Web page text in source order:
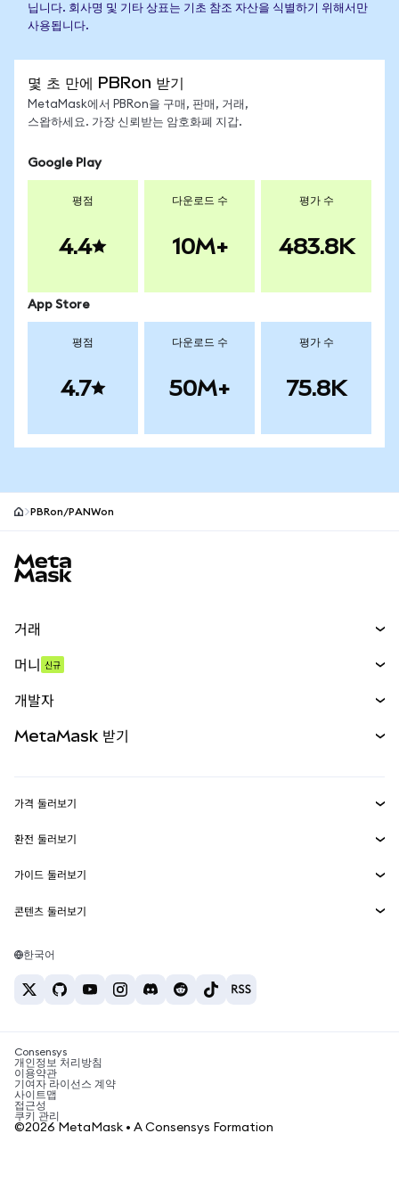
닙니다. 회사명 및 기타 상표는 기초 참조 자산을 식별하기 위해서만
사용됩니다.
몇 초 만에 PBRon 받기
MetaMask에서 PBRon을 구매, 판매, 거래,
스왑하세요. 가장 신뢰받는 암호화폐 지갑.
Google Play
평점
4.4
다운로드 수
10M+
평가 수
483.8K
App Store
평점
4.7
다운로드 수
50M+
평가 수
75.8K
PBRon/PANWon
거래
무기한 선물
실물자산
머니 신규
개발자
MetaMask Connect
Snaps
웹3 서비스
MetaMask 받기
보안
고객 지원
채용
가격 둘러보기
이더리움 가격
솔라나 가격
테더 가격
환전 둘러보기
ETH를 USD로 환전
USDT를 INR로 환전
BTC를 INR로 환전
ETH를 USDT로 환전
가이드 둘러보기
ETH 매수
USDT 매수
SHIB 매수
BNB 매수
콘텐츠 둘러보기
솔라나 지갑
암호화폐 세금 뉴스
암호화폐 매수 방법
비트코인 매도 방법
한국어
Consensys
개인정보 처리방침
이용약관
기여자 라이선스 계약
사이트맵
접근성
쿠키 관리
©2026 MetaMask • A Consensys Formation